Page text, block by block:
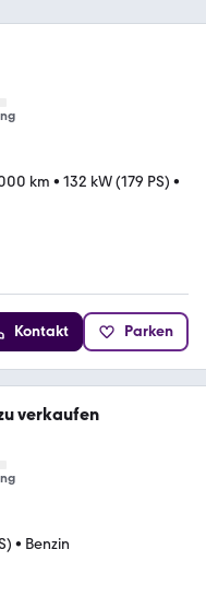
km • 132 kW (179 PS) •
Kontakt Parken
verkaufen
• Benzin